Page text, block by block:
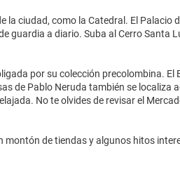
la ciudad, como la Catedral. El Palacio
guardia a diario. Suba al Cerro Santa
por su colección precolombina. El
de Pablo Neruda también se localiza
No te olvides de revisar el
montón de tiendas y algunos hitos